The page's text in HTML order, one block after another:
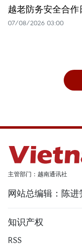
越老防务安全合
07/08/2026 03:00
主管部门：越南通讯社
网站总编辑：陈进
知识产权
RSS